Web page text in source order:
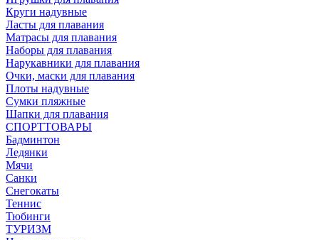
Круги надувные
Ласты для плавания
Матрасы для плавания
Наборы для плавания
Нарукавники для плавания
Очки, маски для плавания
Плоты надувные
Сумки пляжные
Шапки для плавания
СПОРТТОВАРЫ
Бадминтон
Ледянки
Мячи
Санки
Снегокаты
Теннис
Тюбинги
ТУРИЗМ